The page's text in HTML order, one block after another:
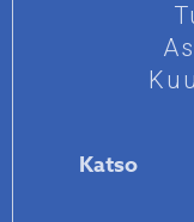
Katso